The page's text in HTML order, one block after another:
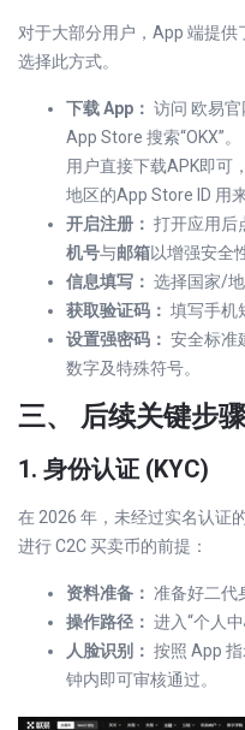
对于大部分用户，App 端提
选择此方式。
下载 App： 访问 欧易
App Store 搜索“OKX”
用户直接下载APK即可
地区的App Store ID 用
开启注册： 打开应用后
机号与邮箱以增强安全
信息填写： 选择国家/地
获取验证码： 填写手机
设置强密码： 安全标准
数字及特殊符号。
三、 后续关键步
1. 身份认证 (KYC)
在 2026 年，未经过实名认证
进行 C2C 买卖币的前提：
资料准备： 准备好二代
操作路径： 进入“个人中
人脸识别： 按照 App
钟内即可审核通过。